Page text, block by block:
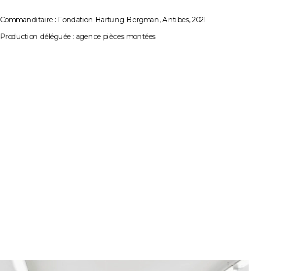
Commanditaire : Fondation Hartung-Bergman, Antibes, 2021
Production déléguée : agence pièces montées